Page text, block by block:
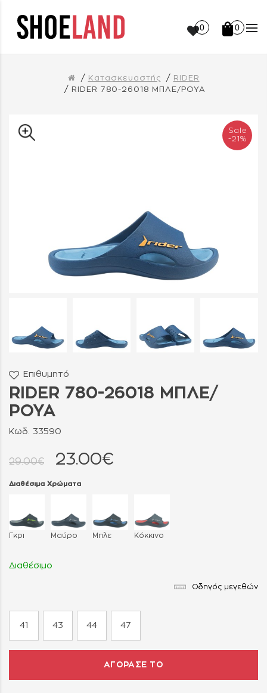
0 0
Κατασκευαστής
RIDER
RIDER 780-26018 ΜΠΛΕ/ΡΟΥΑ
Sale
-21%
Επιθυμητό
RIDER 780-26018 ΜΠΛΕ/
ΡΟΥΑ
Κωδ. 33590
29.00€ 23.00€
Διαθέσιμα Χρώματα
Γκρι Μαύρο Μπλε Κόκκινο
Διαθέσιμο
Οδηγός μεγεθών
41 43 44 47
ΑΓΟΡΑΣΕ ΤΟ